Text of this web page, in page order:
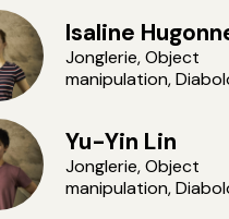
Isaline
Jonglerie, Object
manipulation,
Yu-Yin Lin
Jonglerie, Object
manipulation,